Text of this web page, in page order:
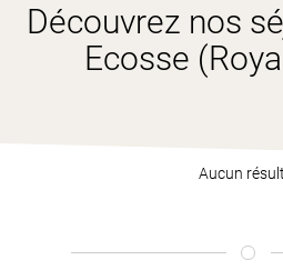
Découvrez nos
Ecosse
Aucun